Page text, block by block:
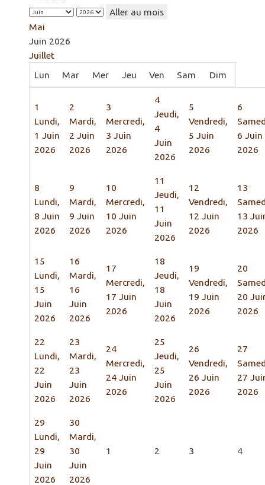
Aller au mois
Mai
Juin 2026
Juillet
Lun
Mar Mer Jeu Ven Sam Dim
1
Lundi,
1 Juin
2026
2
Mardi,
2 Juin
2026
3
Mercredi,
3 Juin
2026
4
Jeudi,
4
Juin
2026
5
Vendredi,
5 Juin
2026
6
6 Juin
2026
8
Lundi,
8 Juin
2026
9
Mardi,
9 Juin
2026
10
Mercredi,
10 Juin
2026
11
Jeudi,
11
Juin
2026
12
Vendredi,
12 Juin
2026
13
13
2026
15
Lundi,
15
Juin
2026
16
Mardi,
16
Juin
2026
17
Mercredi,
17 Juin
2026
18
Jeudi,
18
Juin
2026
19
Vendredi,
19 Juin
2026
20
20
2026
22
Lundi,
22
Juin
2026
23
Mardi,
23
Juin
2026
24
Mercredi,
24 Juin
2026
25
Jeudi,
25
Juin
2026
26
Vendredi,
26 Juin
2026
27
27
2026
29
Lundi,
29
Juin
2026
30
Mardi,
30
Juin
2026
1 2 3 4